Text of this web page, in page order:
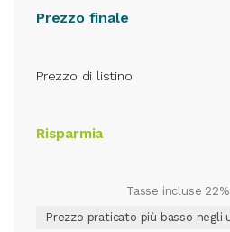
Prezzo finale
Prezzo di listino
Risparmia
Tasse incluse 22%
Prezzo praticato più basso negli